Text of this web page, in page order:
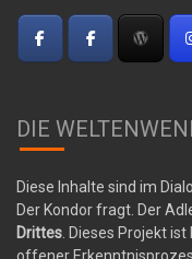
DIE
Diese Inhalte sind im
Der Kondor fragt. Der
Drittes. Dieses Projekt